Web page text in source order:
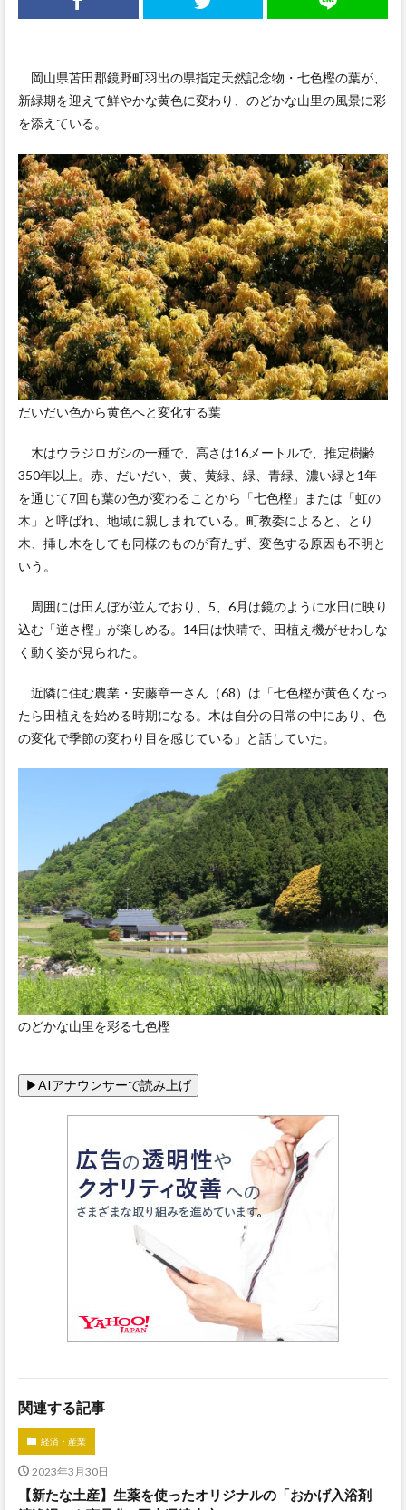
岡山県苫田郡鏡野町羽出の県指定天然記念物・七色樫の葉が、
新緑期を迎えて鮮やかな黄色に変わり、のどかな山里の風景に彩
を添えている。
だいだい色から黄色へと変化する葉
木はウラジロガシの一種で、高さは16メートルで、推定樹齢
350年以上。赤、だいだい、黄、黄緑、緑、青緑、濃い緑と1年
を通じて7回も葉の色が変わることから「七色樫」または「虹の
木」と呼ばれ、地域に親しまれている。町教委によると、とり
木、挿し木をしても同様のものが育たず、変色する原因も不明と
いう。
周囲には田んぼが並んでおり、5、6月は鏡のように水田に映り
込む「逆さ樫」が楽しめる。14日は快晴で、田植え機がせわしな
く動く姿が見られた。
近隣に住む農業・安藤章一さん（68）は「七色樫が黄色くなっ
たら田植えを始める時期になる。木は自分の日常の中にあり、色
の変化で季節の変わり目を感じている」と話していた。
のどかな山里を彩る七色樫
関連する記事
経済・産業
2023年3月30日
【新たな土産】生薬を使ったオリジナルの「おかげ入浴剤